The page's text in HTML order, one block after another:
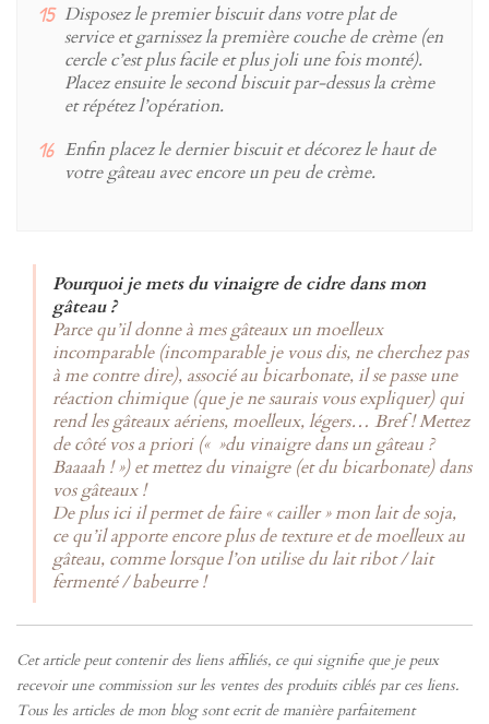
Disposez le premier biscuit dans votre plat de
service et garnissez la première couche de crème (en
cercle c’est plus facile et plus joli une fois monté).
Placez ensuite le second biscuit par-dessus la crème
et répétez l’opération.
Enfin placez le dernier biscuit et décorez le haut de
votre gâteau avec encore un peu de crème.
Pourquoi je mets du vinaigre de cidre dans mon
gâteau ?
Parce qu’il donne à mes gâteaux un moelleux
incomparable (incomparable je vous dis, ne cherchez pas
à me contre dire), associé au bicarbonate, il se passe une
réaction chimique (que je ne saurais vous expliquer) qui
rend les gâteaux aériens, moelleux, légers… Bref ! Mettez
de côté vos a priori (« »du vinaigre dans un gâteau ?
Baaaah ! ») et mettez du vinaigre (et du bicarbonate) dans
vos gâteaux !
De plus ici il permet de faire « cailler » mon lait de soja,
ce qu’il apporte encore plus de texture et de moelleux au
gâteau, comme lorsque l’on utilise du lait ribot / lait
fermenté / babeurre !
Cet article peut contenir des liens affiliés, ce qui signifie que je peux
recevoir une commission sur les ventes des produits ciblés par ces liens.
Tous les articles de mon blog sont ecrit de manière parfaitement